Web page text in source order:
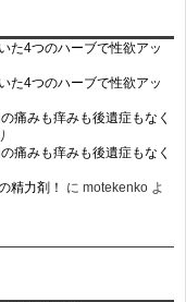
た4つのハーブで性欲アッ
た4つのハーブで性欲アッ
痛みも痒みも後遺症もなく
痛みも痒みも後遺症もなく
精力剤！
に motekenko よ